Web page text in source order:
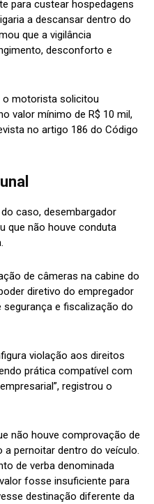
para custear hospedagens
a descansar dentro do
que a vigilância
desconforto e
o motorista solicitou
valor mínimo de R$ 10 mil,
no artigo 186 do Código
caso, desembargador
que não houve conduta
de câmeras na cabine do
diretivo do empregador
e fiscalização do
violação aos direitos
prática compatível com
registrou o
não houve comprovação de
pernoitar dentro do veículo.
de verba denominada
fosse insuficiente para
destinação diferente da